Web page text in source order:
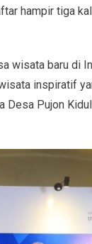
hampir tiga
wisata baru di
inspiratif
Pujon